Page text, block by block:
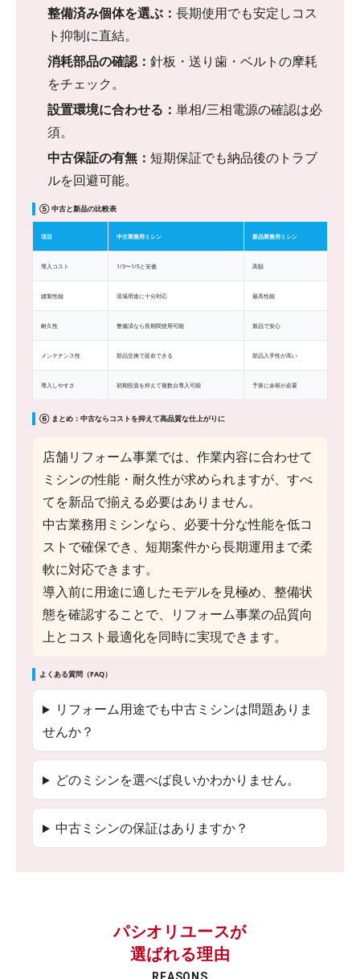
整備済み個体を選ぶ： 長期使用でも安定しコス
ト抑制に直結。
消耗部品の確認： 針板・送り歯・ベルトの摩耗
をチェック。
設置環境に合わせる： 単相/三相電源の確認は必
須。
中古保証の有無： 短期保証でも納品後のトラブ
ルを回避可能。
⑤ 中古と新品の比較表
項目 中古業務用ミシン 新品業務用ミシン
導入コスト 1/3〜1/5と安価 高額
縫製性能 現場用途に十分対応 最高性能
耐久性 整備済なら長期間使用可能 新品で安心
メンテナンス性 部品交換で延命できる 部品入手性が高い
導入しやすさ 初期投資を抑えて複数台導入可能 予算に余裕が必要
⑥ まとめ：中古ならコストを抑えて高品質な仕上がりに
店舗リフォーム事業では、作業内容に合わせて
ミシンの性能・耐久性が求められますが、すべ
てを新品で揃える必要はありません。
中古業務用ミシンなら、必要十分な性能を低コ
ストで確保でき、短期案件から長期運用まで柔
軟に対応できます。
導入前に用途に適したモデルを見極め、整備状
態を確認することで、リフォーム事業の品質向
上とコスト最適化を同時に実現できます。
よくある質問（FAQ）
リフォーム用途でも中古ミシンは問題ありま
せんか？
どのミシンを選べば良いかわかりません。
中古ミシンの保証はありますか？
パシオリユースが
選ばれる理由